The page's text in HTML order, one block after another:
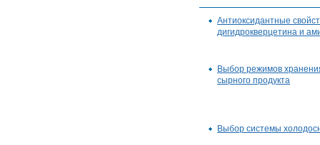
Антиоксидантные
дигидрокверцетина и
Выбор режимов
сырного продукта
Выбор системы